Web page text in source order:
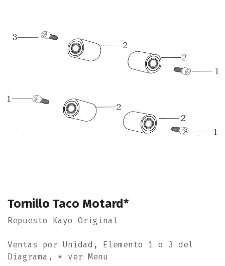
Tornillo Taco Motard*
Repuesto Kayo Original
Ventas por Unidad, Elemento 1 o 3 del
Diagrama, * ver Menu